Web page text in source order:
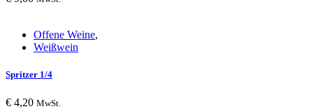
Offene Weine,
Weißwein
Spritzer 1/4
€ 4,20 MwSt.